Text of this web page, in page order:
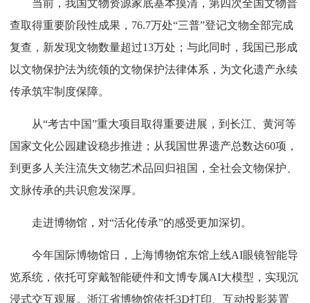
当前，我国文物资源家底基本摸清，第四次全国文物普
查取得重要阶段性成果，76.7万处“三普”登记文物全部完成
复查，新发现文物数量超过13万处；与此同时，我国已形成
以文物保护法为统领的文物保护法律体系，为文化遗产永续
传承筑牢制度保障。
从“考古中国”重大项目取得重要进展，到长江、黄河等
国家文化公园建设稳步推进；从我国世界遗产总数达60项，
到更多人关注流失文物艺术品回归祖国，全社会文物保护、
文脉传承的共识愈发深厚。
走进博物馆，对“活化传承”的感受更加深切。
今年国际博物馆日，上海博物馆东馆上线AI眼镜智能导
览系统，依托可穿戴智能硬件和文博专属AI大模型，实现沉
浸式交互观展。浙江省博物馆依托3D打印、互动投影装置